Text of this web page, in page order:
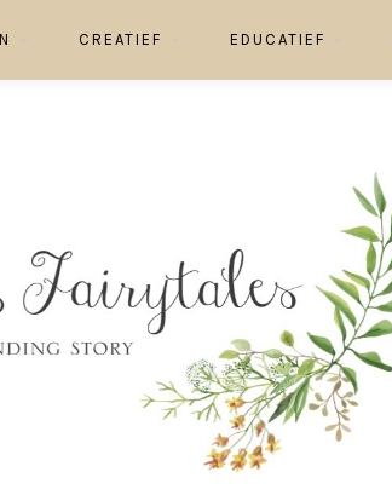
CREATIEF EDUCATIEF